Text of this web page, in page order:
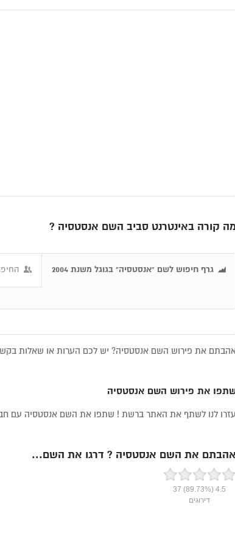
מה קורה באינטרנט סביב השם אנסטסיה ?
גרף חיפוש לשם "אנסטסיה" בגוגל משנת 2004
את פירוש השם אנסטסיה? יש לכם הערות או שאלות
את פירוש השם אנסטסיה
עזרו לנו לשתף את האתר ברשת ! שתפו את השם אנסטסיה עם
אהבתם את השם אנסטסיה ? דרגו את השם...
4.5
(89.73%)
37
דירוגים